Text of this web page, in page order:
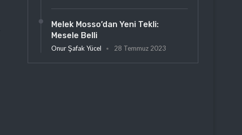
Melek Mosso’dan Yeni Tekli:
Mesele Belli
Onur Şafak Yücel 28 Temmuz 2023